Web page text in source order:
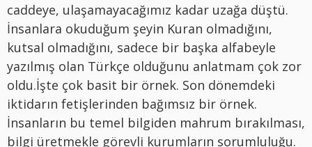
caddeye, ulaşamayacağımız kadar uzağa düştü.
İnsanlara okuduğum şeyin Kuran olmadığını,
kutsal olmadığını, sadece bir başka alfabeyle
yazılmış olan Türkçe olduğunu anlatmam çok zor
oldu.İşte çok basit bir örnek. Son dönemdeki
iktidarın fetişlerinden bağımsız bir örnek.
İnsanların bu temel bilgiden mahrum bırakılması,
bilgi üretmekle görevli kurumların sorumluluğu.